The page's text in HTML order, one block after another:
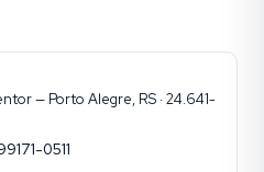
— Porto Alegre, RS · 24.641-
0511